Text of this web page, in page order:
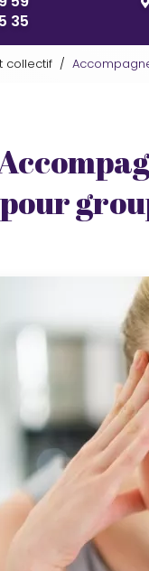
35
collectif
pour